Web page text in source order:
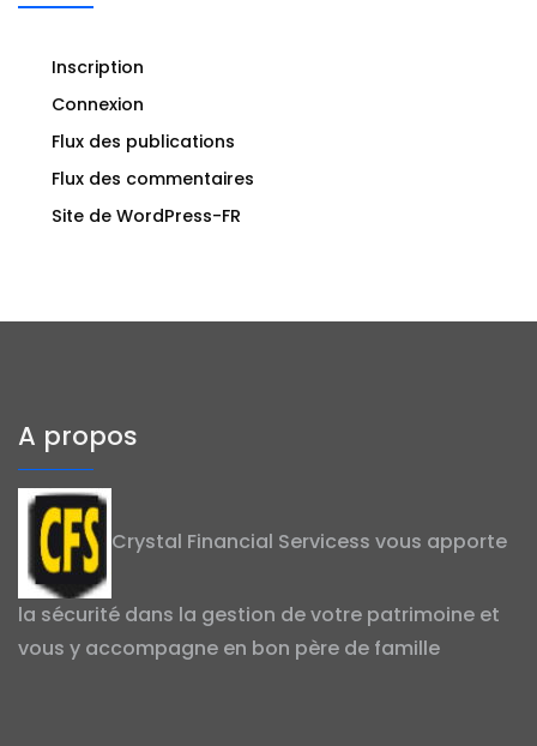
Inscription
Connexion
Flux des publications
Flux des commentaires
Site de WordPress-FR
A propos
Crystal Financial Servicess vous apporte
la sécurité dans la gestion de votre patrimoine et
vous y accompagne en bon père de famille